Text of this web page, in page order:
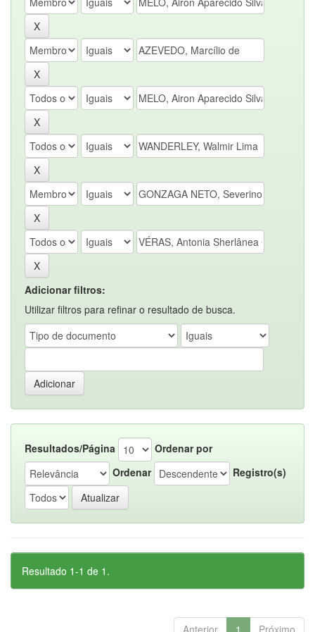
Adicionar filtros:
Utilizar filtros para refinar o resultado de busca.
Resultados/Página
Ordenar por
Ordenar
Registro(s)
Resultado 1-1 de 1.
Anterior 1 Próximo